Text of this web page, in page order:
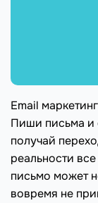
Email
Пиши письма и
получай
реальности
письмо может
вовремя не